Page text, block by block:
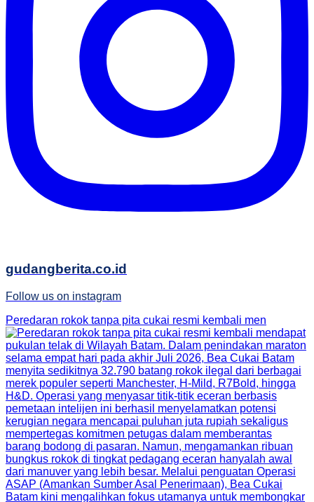
gudangberita.co.id
Follow us on instagram
Peredaran rokok tanpa pita cukai resmi kembali men